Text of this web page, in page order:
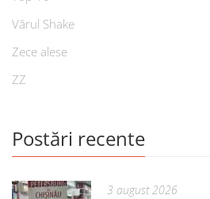
Vărul Shake
Zece alese
ZZ
Postări recente
3 august 2026